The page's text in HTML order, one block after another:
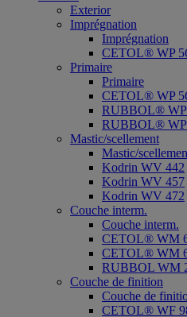
Exterior
Imprégnation
Imprégnation
CETOL® WP
Primaire
Primaire
CETOL® WP
RUBBOL® WP
RUBBOL® WP
Mastic/scellement
Mastic/
Kodrin WV 442
Kodrin WV 457
Kodrin WV 472
Couche interm.
Couche interm.
CETOL® WM
CETOL® WM
RUBBOL WM
Couche de finition
Couche de
CETOL® WF